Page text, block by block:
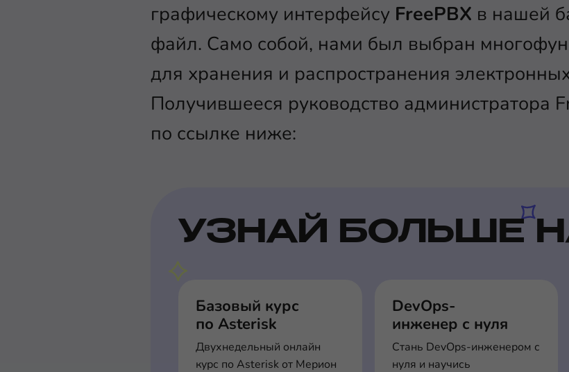
графическому интерфейсу FreePBX в нашей
файл. Само собой, нами был выбран
для хранения и распространения
Получившееся руководство администратора
по ссылке ниже:
УЗНАЙ БОЛЬШЕ
Базовый курс
по Asterisk
Двухнедельный онлайн
курс по Asterisk от Мерион
DevOps-
инженер с нуля
Стань DevOps-инженером с
нуля и научись